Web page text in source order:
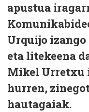
apustua
Urquijo izango
eta litekeena
Mikel Urretxu
hurren,
hautagaiak.